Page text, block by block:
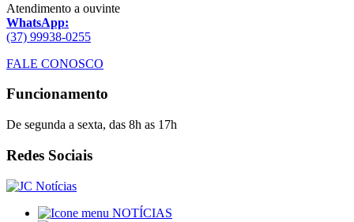
Atendimento a ouvinte
WhatsApp:
(37) 99938-0255
FALE CONOSCO
Funcionamento
De segunda a sexta, das 8h as 17h
Redes Sociais
NOTÍCIAS